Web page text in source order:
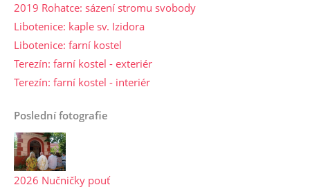
2019 Rohatce: sázení stromu svobody
Libotenice: kaple sv. Izidora
Libotenice: farní kostel
Terezín: farní kostel - exteriér
Terezín: farní kostel - interiér
Poslední fotografie
2026 Nučničky pouť